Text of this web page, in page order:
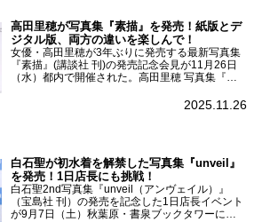
高田里穂が写真集『素描』を発売！紙版とデ
ジタル版、両方の違いを楽しんで！
女優・高田里穂が3年ぶりに発売する最新写真集
『素描』(講談社 刊)の発売記念会見が11月26日
（水）都内で開催された。高田里穂 写真集『素
あなたです』(読売テレビ)に出演するなど女優と
2025.11.26
白石聖が初水着を解禁した写真集『unveil』
を発売！1日店長にも挑戦！
白石聖2nd写真集『unveil（アンヴェイル）』
（宝島社 刊）の発売を記念した1日店長イベント
が9月7日（土）秋葉原・書泉ブックタワーにて